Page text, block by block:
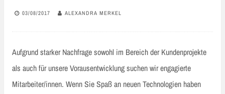
03/08/2017 ALEXANDRA MERKEL
Aufgrund starker Nachfrage sowohl im Bereich der Kundenprojekte
als auch für unsere Vorausentwicklung suchen wir engagierte
Mitarbeiter/innen. Wenn Sie Spaß an neuen Technologien haben